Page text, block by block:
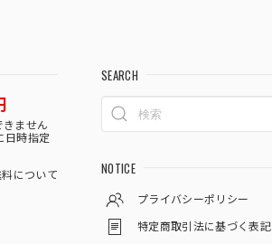
きません
日時指定
について
SEARCH
NOTICE
プライバシーポリシー
特定商取引法に基づく表記